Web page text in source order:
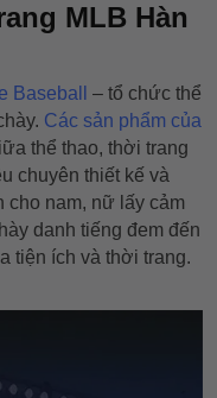
MLB Hàn
Baseball
– tổ chức thể
Các sản phẩm của
thể thao, thời trang
chuyên thiết kế và
cho nam, nữ lấy cảm
danh tiếng đem đến
tiện ích và thời trang.